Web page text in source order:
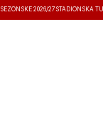
SEZONSKE 2026/27 STADIONSKA